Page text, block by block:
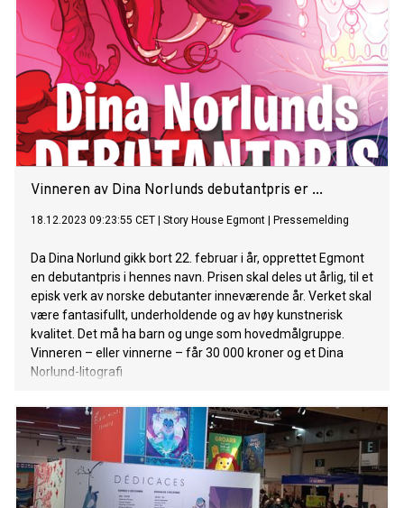
Vinneren av Dina Norlunds debutantpris er ...
18.12.2023 09:23:55 CET Story House Egmont Pressemelding
Da Dina Norlund gikk bort 22. februar i år, opprettet Egmont
en debutantpris i hennes navn. Prisen skal deles ut årlig, til et
episk verk av norske debutanter inneværende år. Verket skal
være fantasifullt, underholdende og av høy kunstnerisk
kvalitet. Det må ha barn og unge som hovedmålgruppe.
Vinneren – eller vinnerne – får 30 000 kroner og et Dina
Norlund-litografi